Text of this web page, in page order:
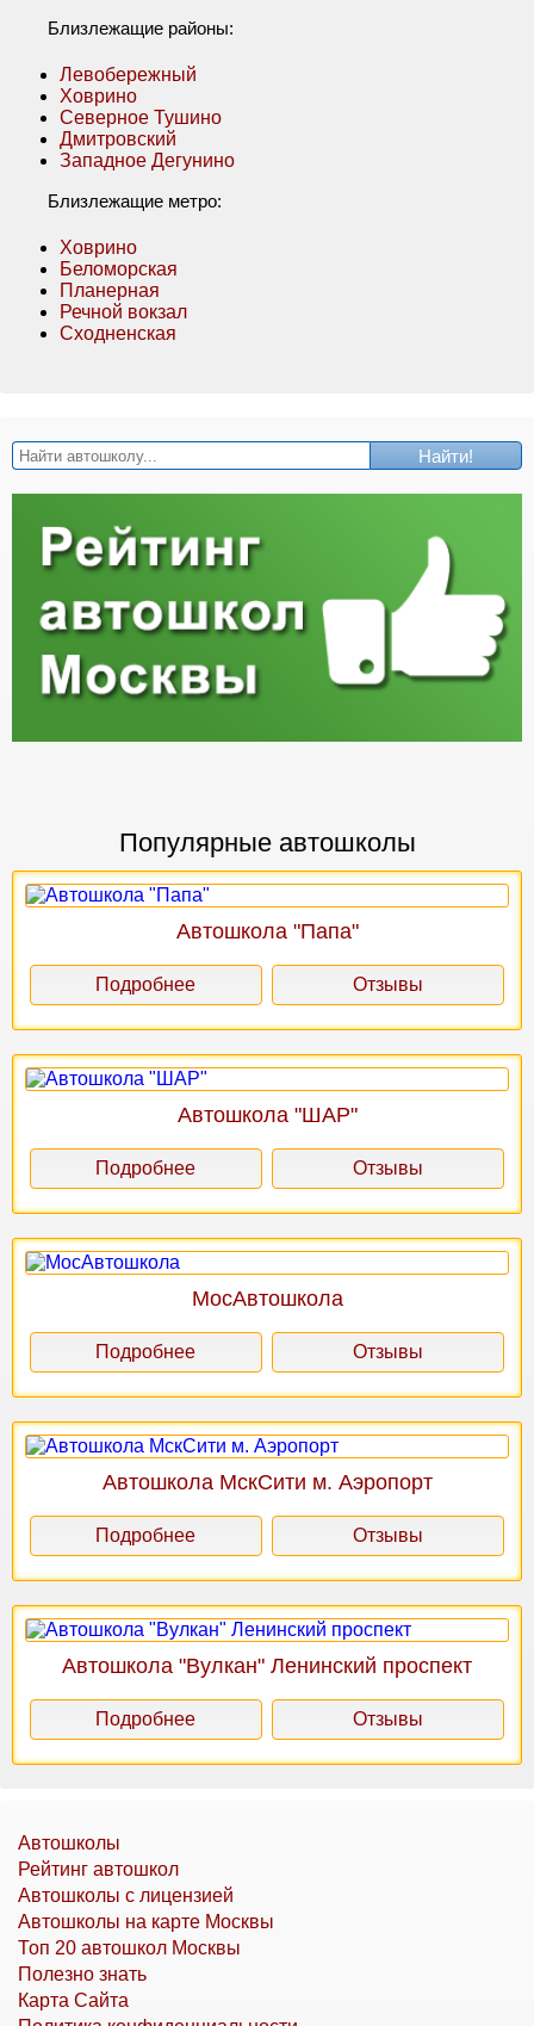
Близлежащие районы:
Левобережный
Ховрино
Северное Тушино
Дмитровский
Западное Дегунино
Близлежащие метро:
Ховрино
Беломорская
Планерная
Речной вокзал
Сходненская
Найти!
Популярные автошколы
Автошкола "Папа"
Подробнее Отзывы
Автошкола "ШАР"
Подробнее Отзывы
МосАвтошкола
Подробнее Отзывы
Автошкола МскСити м. Аэропорт
Подробнее Отзывы
Автошкола "Вулкан" Ленинский проспект
Подробнее Отзывы
Автошколы
Рейтинг автошкол
Автошколы с лицензией
Автошколы на карте Москвы
Топ 20 автошкол Москвы
Полезно знать
Карта Сайта